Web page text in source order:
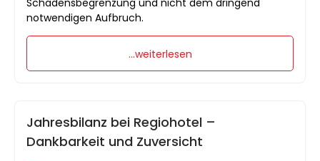
notwendigen Aufbruch.
...weiterlesen
Jahresbilanz bei Regiohotel –
Dankbarkeit und Zuversicht